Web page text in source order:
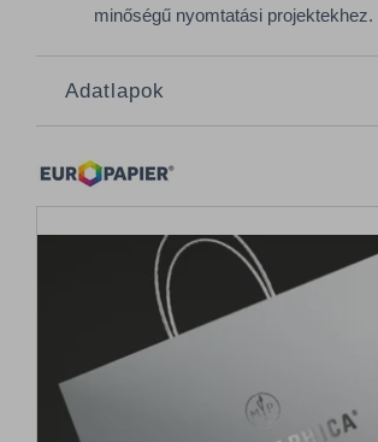
minőségű nyomtatási projektekhez.
Adatlapok